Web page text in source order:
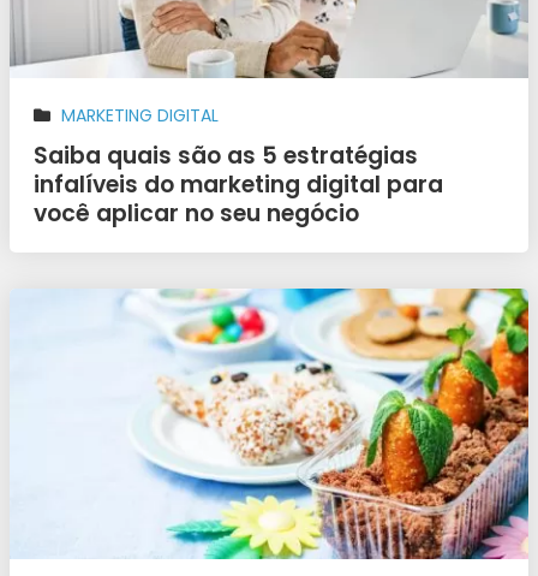
MARKETING DIGITAL
Saiba quais são as 5 estratégias
infalíveis do marketing digital para
você aplicar no seu negócio